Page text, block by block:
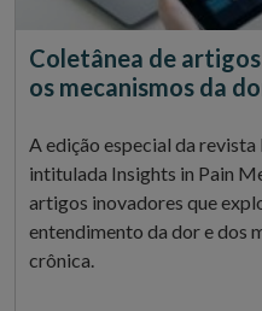
Coletânea de
os mecanismos da
A edição especial da revista
intitulada Insights in Pain
artigos inovadores que
entendimento da dor e dos
crônica.